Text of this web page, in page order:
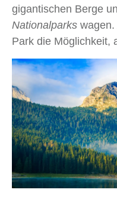
gigantischen Berge
Nationalparks
Park die Möglichkeit,